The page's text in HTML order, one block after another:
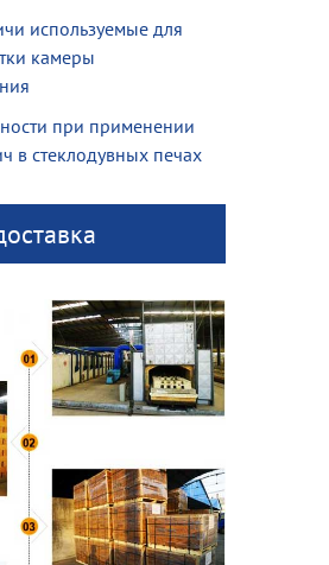
используемые для
камеры
при применении
в стеклодувных печах